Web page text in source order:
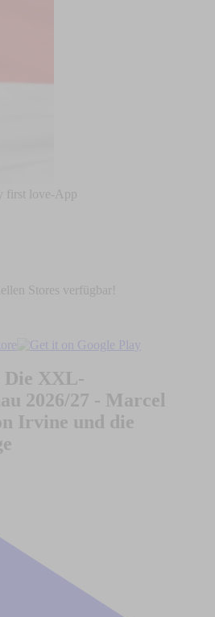
first love-App
Stores verfügbar!
Die XXL-
2026/27 - Marcel
Irvine und die